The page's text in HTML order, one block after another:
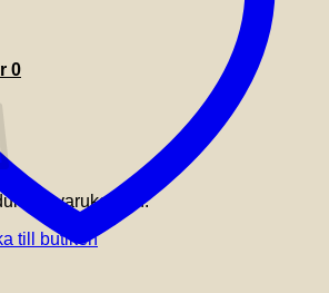
0
i varukorgen.
till butiken